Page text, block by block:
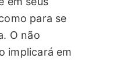
para se
O não
implicará em